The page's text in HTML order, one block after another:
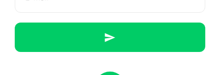
você